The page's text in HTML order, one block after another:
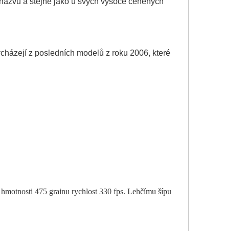
z posledních modelů z roku 2006, které
475 grainu rychlost 330 fps. Lehčímu šípu